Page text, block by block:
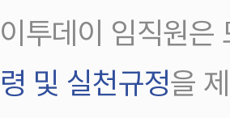
이투데이 임직원
령 및 실천규정을